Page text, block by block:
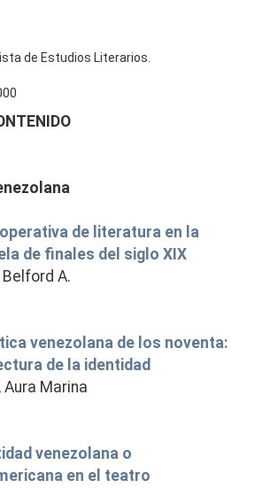
de Estudios Literarios.
de literatura en la
de finales del siglo XIX
Belford A.
venezolana de los noventa:
de la identidad
Aura Marina
venezolana o
en el teatro